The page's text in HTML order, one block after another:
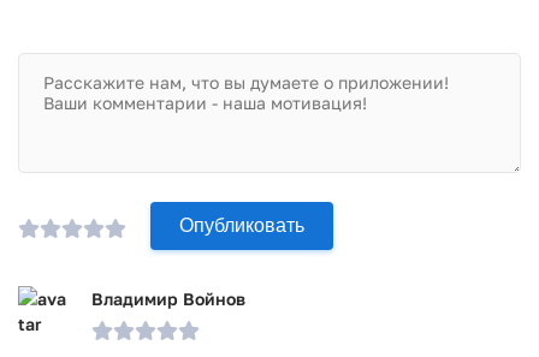
Опубликовать
Владимир Войнов